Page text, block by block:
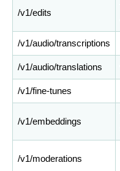
/v1/edits
/v1/audio/transcriptions
/v1/audio/translations
/v1/fine-tunes
/v1/embeddings
/v1/moderations